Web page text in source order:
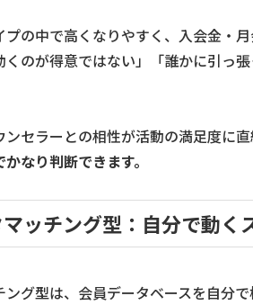
プの中で高くなりやすく、入会金・
くのが得意ではない」「誰かに引っ
セラーとの相性が活動の満足度に直
なり判断できます。
ッチング型：自分で動く
ング型は、会員データベースを自分